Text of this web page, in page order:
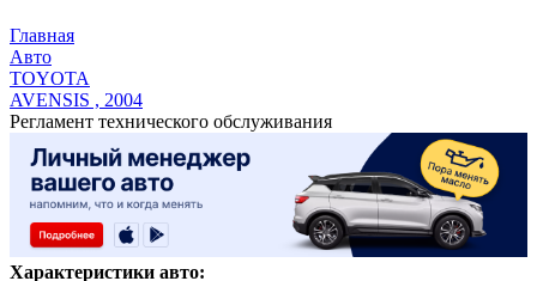
Главная
Авто
TOYOTA
AVENSIS , 2004
Регламент технического обслуживания
Характеристики авто: